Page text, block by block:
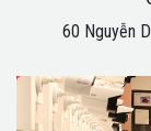
60 Nguyễn